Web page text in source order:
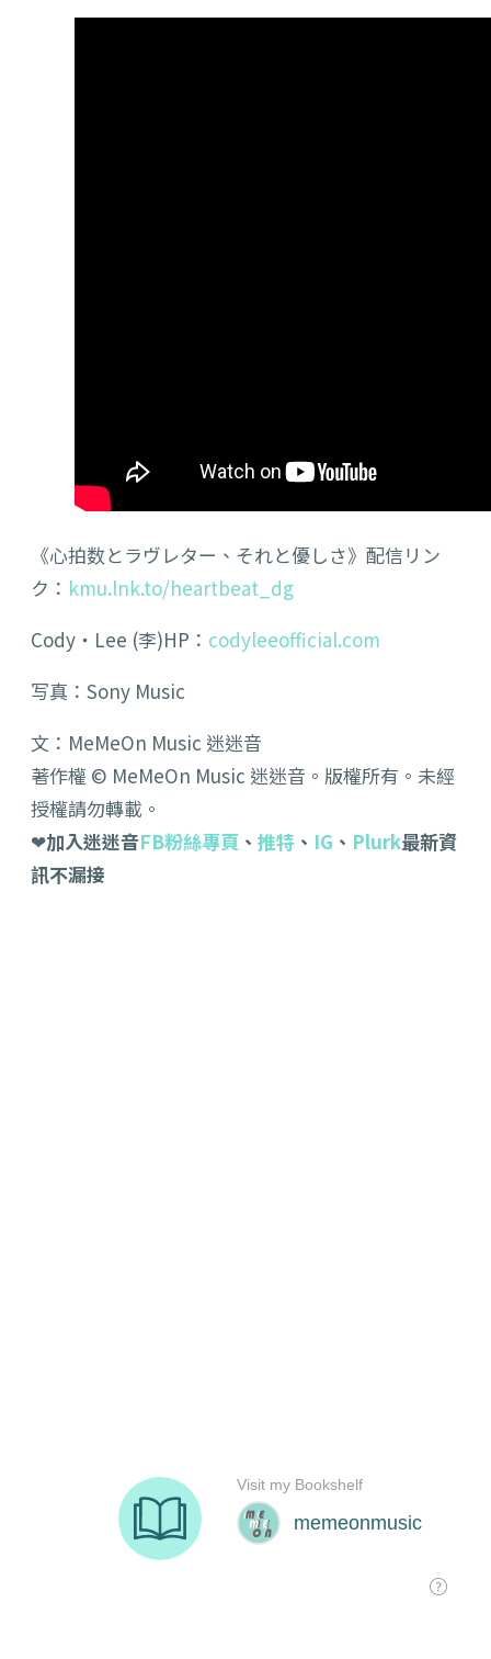
《心拍数とラヴレター、それと優しさ》配信リン
ク： kmu.lnk.to/heartbeat_dg
Cody・Lee (李)HP： codyleeofficial.com
写真：Sony Music
文：MeMeOn Music 迷迷音
著作權 © MeMeOn Music 迷迷音。版權所有。未經
授權請勿轉載。
❤加入迷迷音FB粉絲專頁 、 推特 、 IG 、 Plurk最新資
訊不漏接